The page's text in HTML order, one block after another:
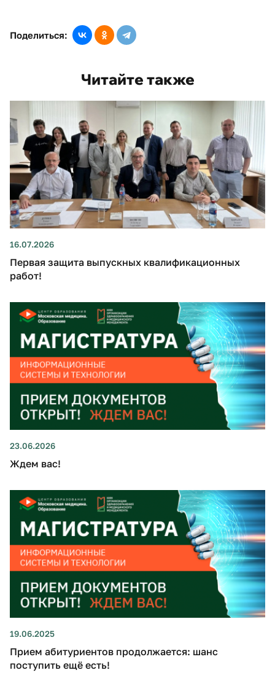
Поделиться:
Читайте также
16.07.2026
Первая защита выпускных квалификационных
работ!
23.06.2026
Ждем вас!
19.06.2025
Прием абитуриентов продолжается: шанс
поступить ещё есть!